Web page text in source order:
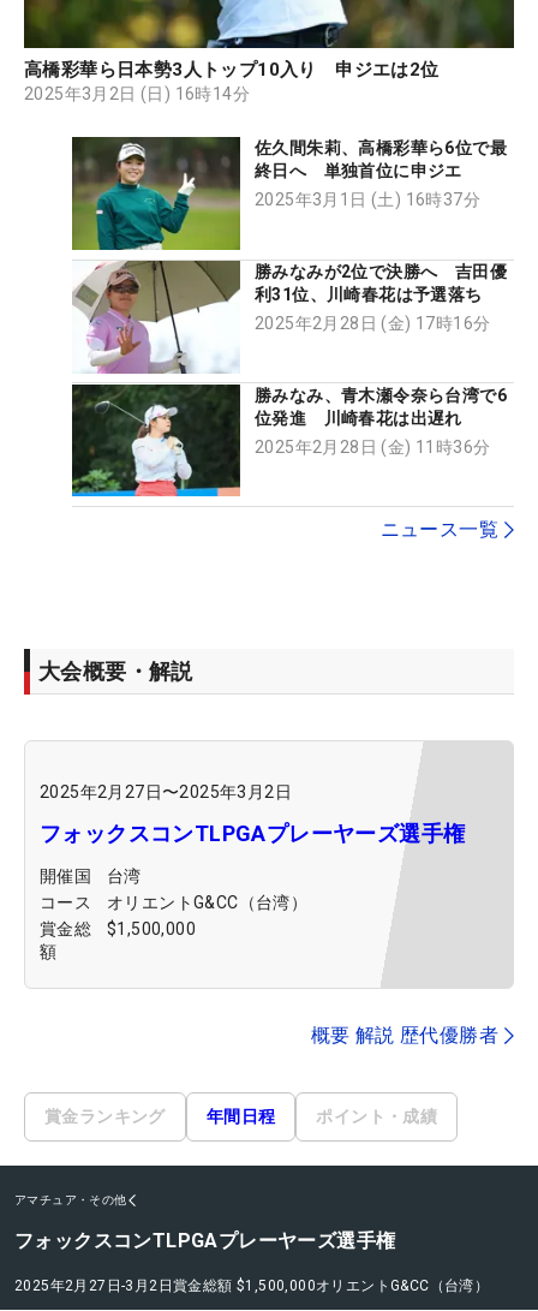
高橋彩華ら日本勢3人トップ10入り 申ジエは2位
2025年3月2日 (日) 16時14分
佐久間朱莉、高橋彩華ら6位で最
終日へ 単独首位に申ジエ
2025年3月1日 (土) 16時37分
勝みなみが2位で決勝へ 吉田優
利31位、川崎春花は予選落ち
2025年2月28日 (金) 17時16分
勝みなみ、青木瀬令奈ら台湾で6
位発進 川崎春花は出遅れ
2025年2月28日 (金) 11時36分
ニュース一覧
大会概要・解説
2025年2月27日〜2025年3月2日
フォックスコンTLPGAプレーヤーズ選手権
開催国
台湾
コース
オリエントG&CC（台湾）
賞金総
額
$1,500,000
概要 解説 歴代優勝者
賞金ランキング 年間日程 ポイント・成績
アマチュア・その他
フォックスコンTLPGAプレーヤーズ選手権
2025年2月27日-3月2日賞金総額 $1,500,000オリエントG&CC（台湾）